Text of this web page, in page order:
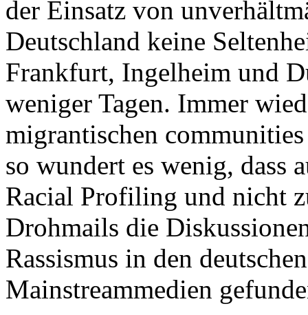
der Einsatz von
Deutschland keine
Frankfurt, Ingelheim und
weniger Tagen. Immer
migrantischen
so wundert es wenig, dass
Racial Profiling und nicht
Drohmails die
Rassismus in den
Mainstreammedien